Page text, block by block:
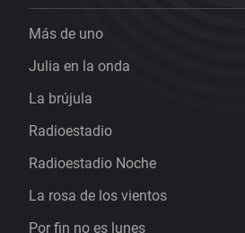
Más de uno
Julia en la onda
La brújula
Radioestadio
Radioestadio Noche
La rosa de los vientos
Por fin no es lunes